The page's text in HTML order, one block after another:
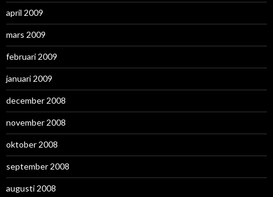
april 2009
mars 2009
februari 2009
januari 2009
december 2008
november 2008
oktober 2008
september 2008
augusti 2008